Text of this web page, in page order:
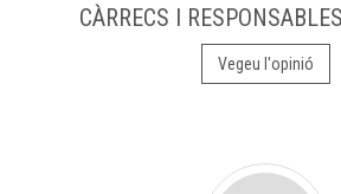
CÀRRECS I
Vegeu l'opinió